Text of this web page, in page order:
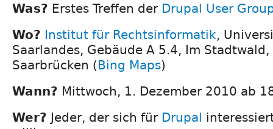
Was? Erstes Treffen der Drupal User
Wo? Institut für Rechtsinformatik,
Saarlandes, Gebäude A 5.4, Im
Saarbrücken (Bing Maps)
Wann? Mittwoch, 1. Dezember 2010 ab
Wer? Jeder, der sich für Drupal